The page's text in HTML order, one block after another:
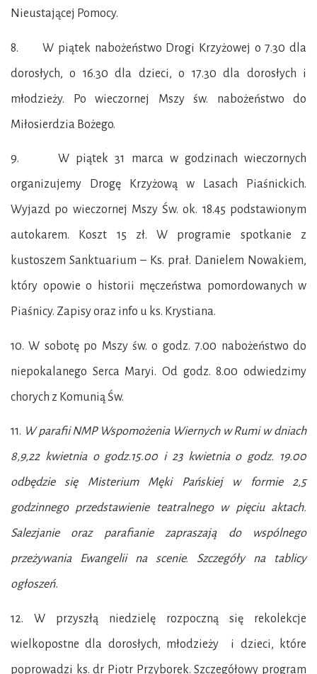
Nieustającej Pomocy.
8. W piątek nabożeństwo Drogi Krzyżowej o 7.30 dla
dorosłych, o 16.30 dla dzieci, o 17.30 dla dorosłych i
młodzieży. Po wieczornej Mszy św. nabożeństwo do
Miłosierdzia Bożego.
9. W piątek 31 marca w godzinach wieczornych
organizujemy Drogę Krzyżową w Lasach Piaśnickich.
Wyjazd po wieczornej Mszy Św. ok. 18.45 podstawionym
autokarem. Koszt 15 zł. W programie spotkanie z
kustoszem Sanktuarium – Ks. prał. Danielem Nowakiem,
który opowie o historii męczeństwa pomordowanych w
Piaśnicy. Zapisy oraz info u ks. Krystiana.
10. W sobotę po Mszy św. o godz. 7.00 nabożeństwo do
niepokalanego Serca Maryi. Od godz. 8.00 odwiedzimy
chorych z Komunią Św.
11. W parafii NMP Wspomożenia Wiernych w Rumi w dniach
8,9,22 kwietnia o godz.15.00 i 23 kwietnia o godz. 19.00
odbędzie się Misterium Męki Pańskiej w formie 2,5
godzinnego przedstawienie teatralnego w pięciu aktach.
Salezjanie oraz parafianie zapraszają do wspólnego
przeżywania Ewangelii na scenie. Szczegóły na tablicy
ogłoszeń.
12. W przyszłą niedzielę rozpoczną się rekolekcje
wielkopostne dla dorosłych, młodzieży i dzieci, które
poprowadzi ks. dr Piotr Przyborek. Szczegółowy program